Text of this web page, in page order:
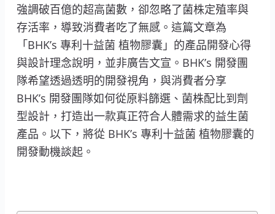
強調破百億的超高菌數，卻忽略了菌株定殖率與
存活率，導致消費者吃了無感。這篇文章為
「BHK’s 專利十益菌 植物膠囊」的產品開發心得
與設計理念說明，並非廣告文宣。BHK’s 開發團
隊希望透過透明的開發視角，與消費者分享
BHK’s 開發團隊如何從原料篩選、菌株配比到劑
型設計，打造出一款真正符合人體需求的益生菌
產品。以下，將從 BHK’s 專利十益菌 植物膠囊的
開發動機談起。